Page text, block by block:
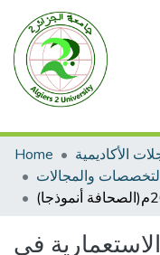
Home
الأكاديمية
في